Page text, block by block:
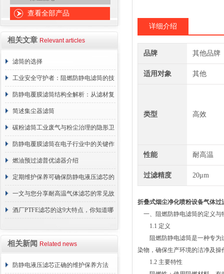
查看全部产品
相关文章 Relevant articles
滤筒的选择
工业安全守护者：阻燃防静电滤筒的技
术原理与应用解析
防静电覆膜滤筒结构全解析：从滤材复
合到整体成型
简述集尘器滤筒
碳粉滤筒工业废气与粉尘治理的隐形卫
士
防静电覆膜滤筒在电子行业中的关键作
用
燃油预过滤普优滤器介绍
定期维护保养可确保防静电液压滤芯的
正常工作
一文与您分享耐高温气体滤芯的常见故
障相应解决方法
酒厂PTFE滤芯的这9大特点，你知道哪
相关新闻 Related news
防静电液压滤芯正确的维护保养方法
详细介绍
品牌 其他品牌
适用对象 其他
类型 高效
性能 耐高温
过滤精度 20μm
折叠式烟尘净化喷粉设备气体过
一、阻燃防静电滤筒的定义与
1.1 定义
阻燃防静电滤筒是一种专为过
染物，确保生产环境的洁净及操
1.2 主要特性